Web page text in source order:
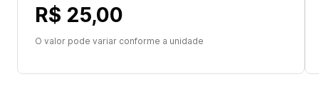
R$ 25,00
O valor pode variar conforme a unidade